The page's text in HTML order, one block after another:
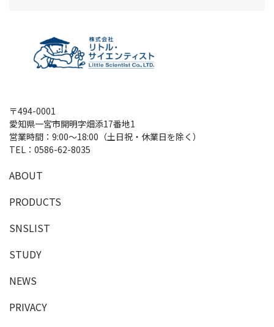
〒494-0001
愛知県一宮市開明字畑添17番地1
営業時間：9:00～18:00（土日祝・休業日を除く）
TEL： 0586-62-8035
ABOUT
PRODUCTS
SNSLIST
STUDY
NEWS
PRIVACY